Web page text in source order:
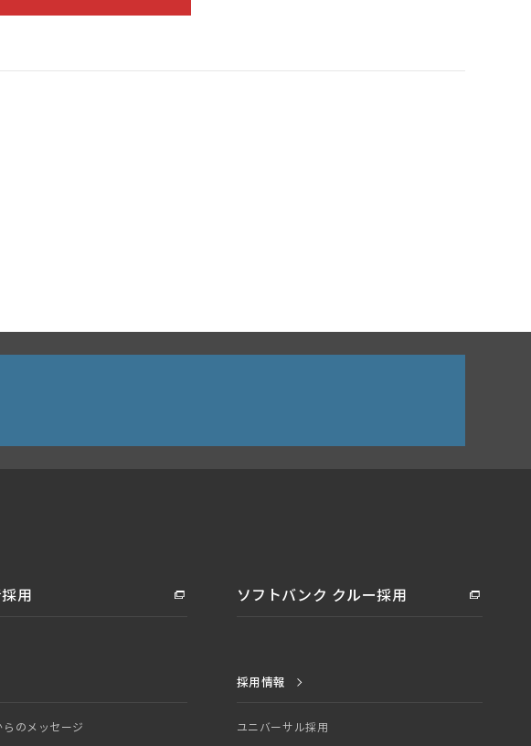
用 ソフトバンク クルー採用
のメッセージ
採用情報
ユニバーサル採用